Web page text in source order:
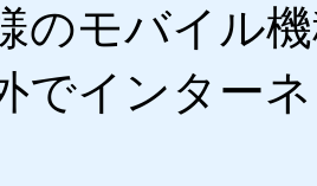
のモバイル
でインター